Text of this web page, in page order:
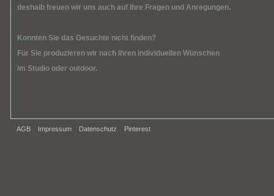
AGB Impressum Datenschutz Pinterest
deshalb freuen wir uns auch auf Ihre Fragen und Anregungen.
Konnten Sie das Gesuchte nicht finden?
Für Sie produzieren wir nach Ihren individuellen Wünschen
im Studio oder outdoor.